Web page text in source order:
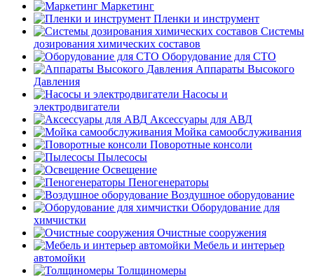
Маркетинг
Пленки и инструмент
Системы
дозирования химических составов
Оборудование для СТО
Аппараты Высокого
Давления
Насосы и
электродвигатели
Аксессуары для АВД
Мойка самообслуживания
Поворотные консоли
Пылесосы
Освещение
Пеногенераторы
Воздушное оборудование
Оборудование для
химчистки
Очистные сооружения
Мебель и интерьер
автомойки
Толщиномеры